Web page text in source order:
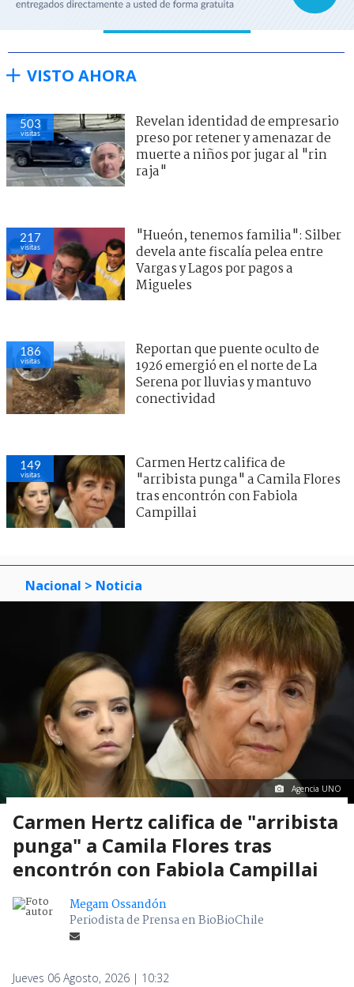
VISTO AHORA
503
visitas
Revelan identidad de empresario
preso por retener y amenazar de
muerte a niños por jugar al "rin
raja"
217
visitas
"Hueón, tenemos familia": Silber
devela ante fiscalía pelea entre
Vargas y Lagos por pagos a
Migueles
186
visitas
Reportan que puente oculto de
1926 emergió en el norte de La
Serena por lluvias y mantuvo
conectividad
149
visitas
Carmen Hertz califica de
"arribista punga" a Camila Flores
tras encontrón con Fabiola
Campillai
Nacional > Noticia
Agencia UNO
Carmen Hertz califica de "arribista
punga" a Camila Flores tras
encontrón con Fabiola Campillai
Megam Ossandón
Periodista de Prensa en BioBioChile
Jueves 06 Agosto, 2026 | 10:32